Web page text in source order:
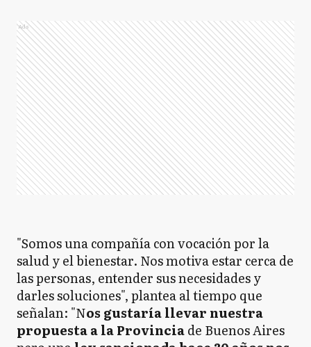
Ads
"Somos una compañía con vocación por la
salud y el bienestar. Nos motiva estar cerca de
las personas, entender sus necesidades y
darles soluciones", plantea al tiempo que
señalan: "Nos gustaría llevar nuestra
propuesta a la Provinciade Buenos Aires